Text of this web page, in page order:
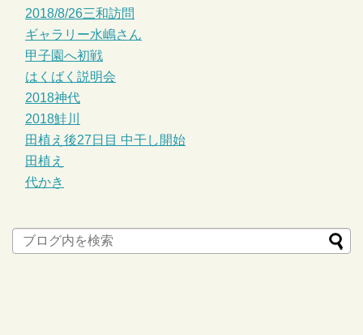
2018/8/26三和訪問
ギャラリー水嶋さん
甲子園へ初戦
はくばく説明会
2018神代
2018鮭川
田植え後27日目 中干し開始
田植え
代かき